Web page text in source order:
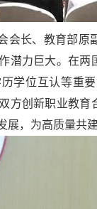
会长、教育部原
潜力巨大。在
学位互认等重
方创新职业教
展，为高质量共